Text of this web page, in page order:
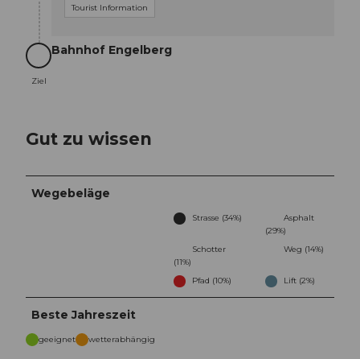
Tourist Information
Ziel
Ziel
Bahnhof Engelberg
Gut zu wissen
Wegebeläge
Strasse (34%)
Asphalt
(29%)
Schotter
(11%)
Weg (14%)
Pfad (10%) Lift (2%)
Beste Jahreszeit
geeignet wetterabhängig